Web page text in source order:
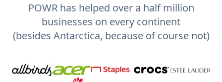
POWR has helped over a half million
businesses on every continent
(besides Antarctica, because of course not)